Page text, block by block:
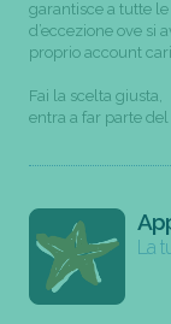
garantisce a tutte
d’eccezione ove si
proprio account
Fai la scelta giusta,
entra a far parte
La